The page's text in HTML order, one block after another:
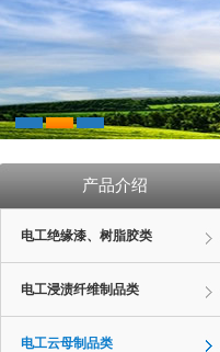
产品介绍
电工绝缘漆、树脂胶类
电工浸渍纤维制品类
电工云母制品类